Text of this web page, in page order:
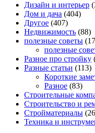
Дизайн и интерьер
Дом и дача (404)
Другое (407)
Недвижимость (88)
полезные советы
полезные
Разное про стройку
Разные статьи (113)
Короткие
Разное (83)
Строительные
Строительство и
Стройматериалы
Техника и